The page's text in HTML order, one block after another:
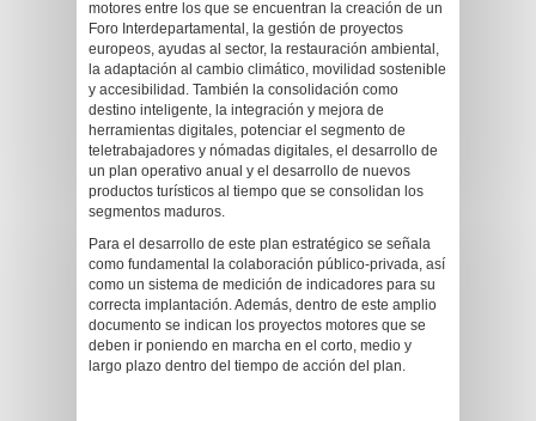
motores entre los que se encuentran la creación de un
Foro Interdepartamental, la gestión de proyectos
europeos, ayudas al sector, la restauración ambiental,
la adaptación al cambio climático, movilidad sostenible
y accesibilidad. También la consolidación como
destino inteligente, la integración y mejora de
herramientas digitales, potenciar el segmento de
teletrabajadores y nómadas digitales, el desarrollo de
un plan operativo anual y el desarrollo de nuevos
productos turísticos al tiempo que se consolidan los
segmentos maduros.
Para el desarrollo de este plan estratégico se señala
como fundamental la colaboración público-privada, así
como un sistema de medición de indicadores para su
correcta implantación. Además, dentro de este amplio
documento se indican los proyectos motores que se
deben ir poniendo en marcha en el corto, medio y
largo plazo dentro del tiempo de acción del plan.